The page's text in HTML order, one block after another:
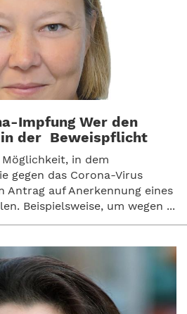
Impfung Wer den
der Beweispflicht
in dem
gegen das Corona-Virus
Antrag auf Anerkennung eines
Beispielsweise, um wegen ...